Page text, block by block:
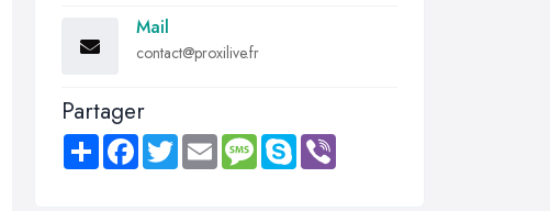
Mail
contact@proxilive.fr
Partager
Share FacebookTwitter Email MessageSkype